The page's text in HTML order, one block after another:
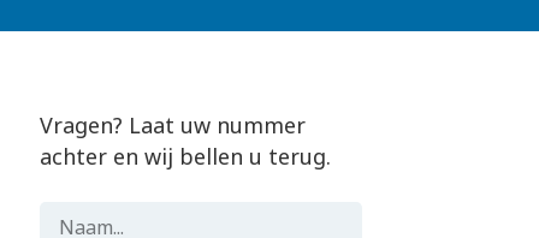
Vragen? Laat uw nummer
achter en wij bellen u terug.